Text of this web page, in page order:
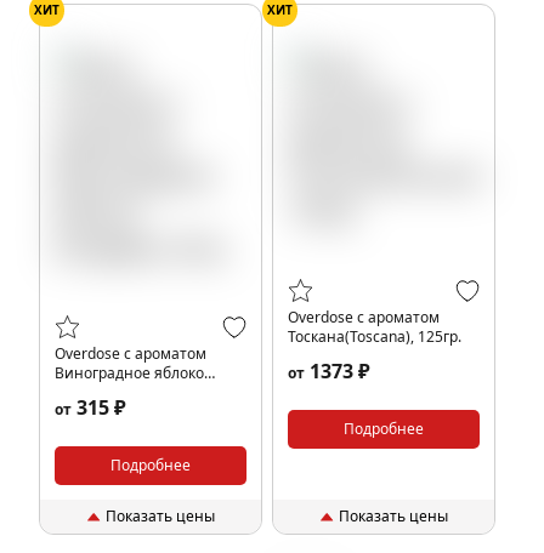
ХИТ
Overdose с ароматом
Виноградное яблоко
от 315 ₽
Подробнее
Показать цены
ХИТ
Overdose с ароматом
Тоскана(Toscana), 125гр.
от 1373 ₽
Подробнее
Показать цены